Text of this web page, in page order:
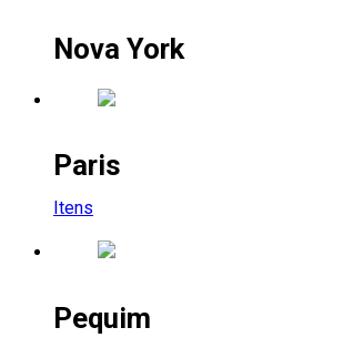
Nova York
Paris
Itens
Pequim